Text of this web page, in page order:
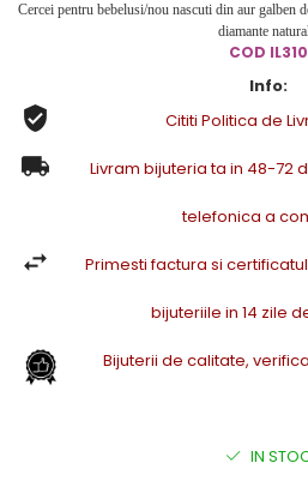
Cercei pentru bebelusi/nou nascuti din aur galben
diamante
COD IL310
Info:
Cititi Politica de
Livram bijuteria ta in 48-72
telefonica a
Primesti factura si
bijuteriile in 14 zile
Bijuterii de calitate,
IN